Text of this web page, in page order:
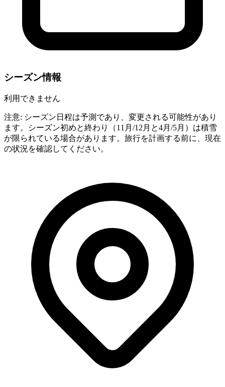
シーズン情報
利用できません
注意: シーズン日程は予測であり、変更される可能性があり
ます。シーズン初めと終わり（11月/12月と4月/5月）は積雪
が限られている場合があります。旅行を計画する前に、現在
の状況を確認してください。